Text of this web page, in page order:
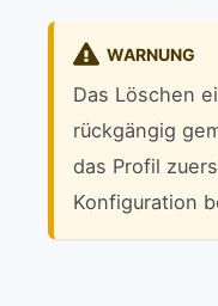
WARNUNG
Das Löschen
rückgängig
das Profil
Konfiguration